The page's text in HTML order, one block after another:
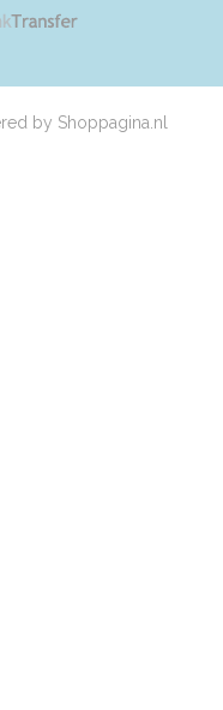
by Shoppagina.nl